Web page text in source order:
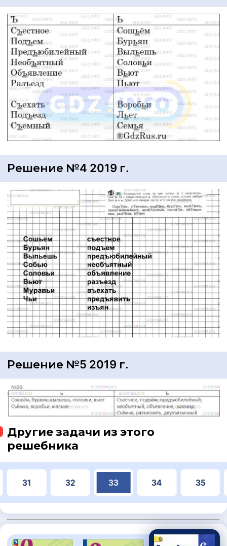
Решение №4 2019 г.
Решение №5 2019 г.
Другие задачи из этого
решебника
31 32 33 34 35